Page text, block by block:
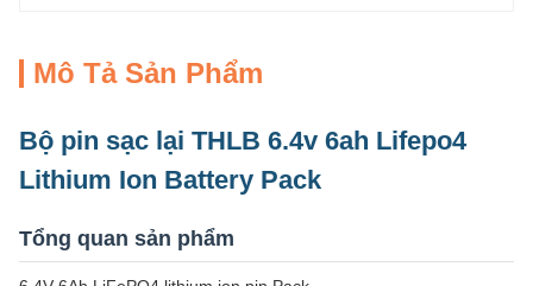
Mô Tả Sản Phẩm
Bộ pin sạc lại THLB 6.4v 6ah Lifepo4
Lithium Ion Battery Pack
Tổng quan sản phẩm